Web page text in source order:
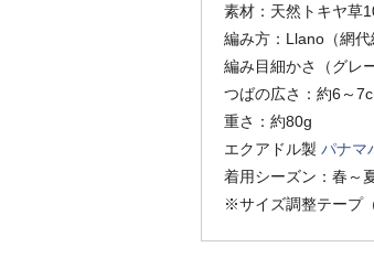
素材：天然トキヤ草
編み方：Llano（網代
編み目細かさ（グレ
つばの広さ：約6～
重さ：約80g
エクアドル製 パナマ
着用シーズン：春～
※サイズ調整テープ